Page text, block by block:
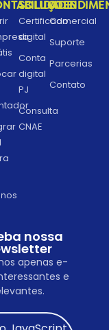
SOLUÇÕES
Certificado
digital
Conta
digital
PJ
Consulta
CNAE
Comercial
Suporte
Parcerias
Contato
nossa
apenas e-
e